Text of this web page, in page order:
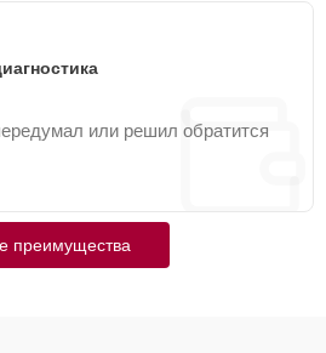
или решил обратится
преимущества